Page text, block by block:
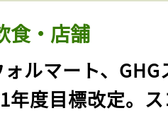
食・店舗
ォルマート、GHG
年度目標改定。